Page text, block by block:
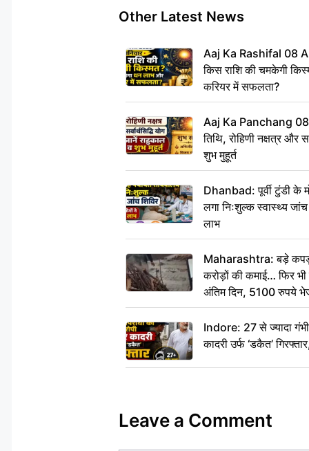
Other Latest News
Aaj Ka Rashifal 08
किस राशि की चमकेगी
करियर में सफलता?
Aaj Ka Panchang
तिथि, रोहिणी नक्षत्र और
शुभ मुहूर्त
Dhanbad: पूर्वी टुंडी के
लगा निःशुल्क स्वास्थ्य
लाभ
Maharashtra: बड़े कपड़ा
करोड़ों की कमाई… फिर
अंतिम दिन, 5100 रुपये
दीजिए हम नहीं आ पाएंगे
Indore: 27 से ज्यादा
कादरी उर्फ ‘डकैत’
Leave a Comment